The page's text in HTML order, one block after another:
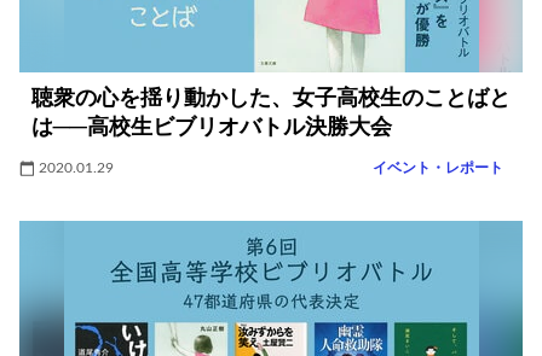
聴衆の心を揺り動かした、女子高校生のことばと
は──高校生ビブリオバトル決勝大会
2020.01.29 イベント・レポート